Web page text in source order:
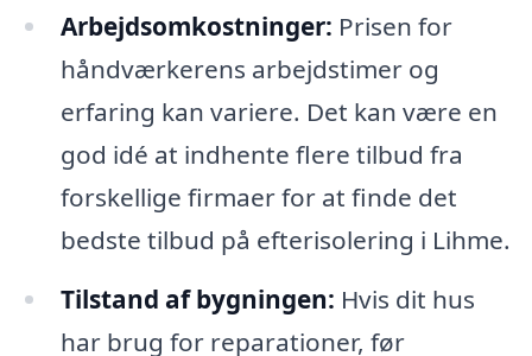
Arbejdsomkostninger: Prisen for
håndværkerens arbejdstimer og
erfaring kan variere. Det kan være en
god idé at indhente flere tilbud fra
forskellige firmaer for at finde det
bedste tilbud på efterisolering i Lihme.
Tilstand af bygningen: Hvis dit hus
har brug for reparationer, før